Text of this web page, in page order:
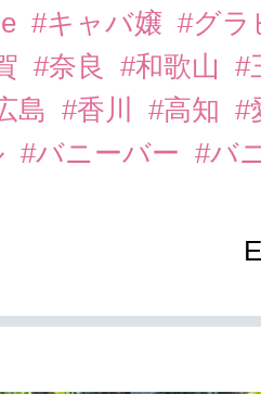
#キャバ嬢 #グ
#奈良 #和歌山
#
島 #香川 #高知 #
#バニーバー #バ